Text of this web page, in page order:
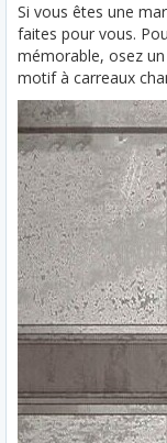
Si vous êtes une
faites pour vous.
mémorable, osez
motif à carreaux